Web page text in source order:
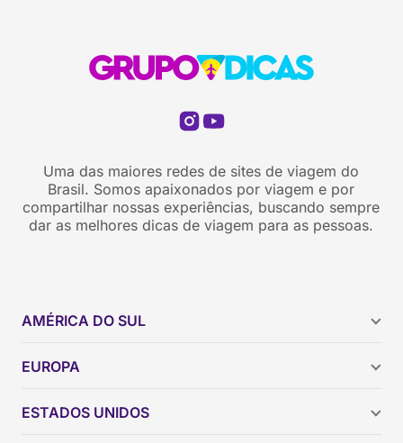
Uma das maiores redes de sites de viagem do
Brasil. Somos apaixonados por viagem e por
compartilhar nossas experiências, buscando sempre
dar as melhores dicas de viagem para as pessoas.
AMÉRICA DO SUL
Brasil
Colômbia
EUROPA
ESTADOS UNIDOS